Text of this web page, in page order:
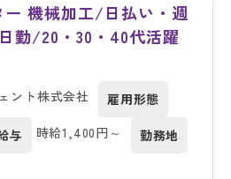
ー 機械加工/日払い・週
勤/20・30・40代活躍
ント株式会社
雇用形態
与 時給1,400円～
勤務地